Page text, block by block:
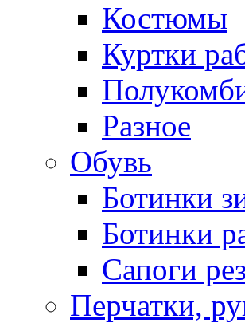
Костюмы
Куртки
Разное
Обувь
Ботинки
Ботинки
Сапоги
Перчатки,